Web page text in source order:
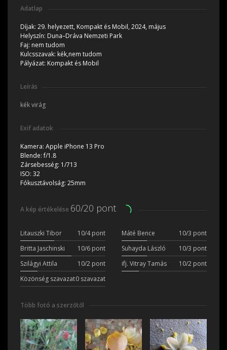
Adatlap
Díjak: 29. helyezett, Kompakt és Mobil, 2024, május
Helyszín: Duna–Dráva Nemzeti Park
Faj: nem tudom
Kulcsszavak: kék,nem tudom
Pályázat: Kompakt és Mobil
Leírás
kék virág
Exif adatok
Kamera: Apple iPhone 13 Pro
Blende:f/1.8
Zársebesség: 1/713
ISO: 32
Fókusztávolság: 25mm
A kép értékelése 60/20 pont
Litauszki Tibor 10/4 pont Máté Bence
10/3 pont
Britta Jaschinski
10/6 pont Suhayda László
10/3 pont
Szilágyi Attila
10/2 pont ifj. Vitray Tamás
10/2 pont
Közönség szavazat0 szavazat
Több fotó a szerzőtől